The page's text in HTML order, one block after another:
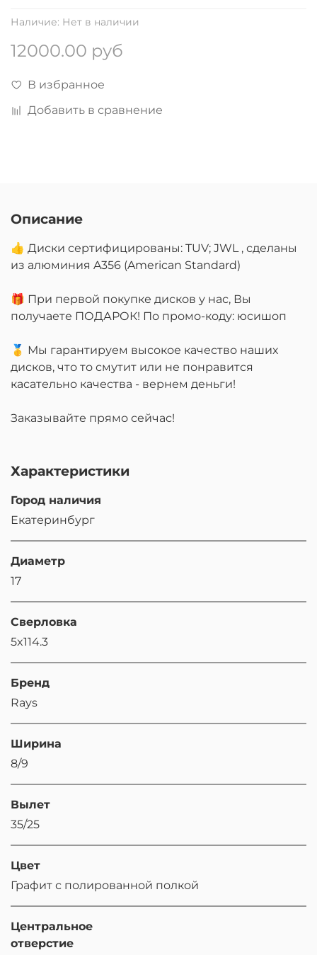
Наличие: Нет в наличии
12000.00 руб
В избранное
Добавить в сравнение
Описание
👍 Диски сертифицированы: TUV; JWL , сделаны
из алюминия A356 (American Standard)
🎁 При первой покупке дисков у нас, Вы
получаете ПОДАРОК! По промо-коду: юсишоп
🥇 Мы гарантируем высокое качество наших
дисков, что то смутит или не понравится
касательно качества - вернем деньги!
Заказывайте прямо сейчас!
Характеристики
Город наличия
Екатеринбург
Диаметр
17
Сверловка
5x114.3
Бренд
Rays
Ширина
8/9
Вылет
35/25
Цвет
Графит с полированной полкой
Центральное
отверстие